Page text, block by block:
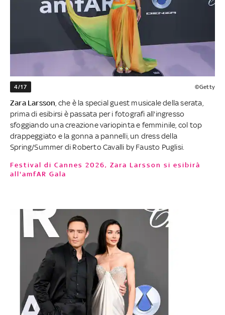
4/17 ©Getty
Zara Larsson , che è la special guest musicale della serata,
prima di esibirsi è passata per i fotografi all'ingresso
sfoggiando una creazione variopinta e femminile, col top
drappeggiato e la gonna a pannelli, un dress della
Spring/Summer di Roberto Cavalli by Fausto Puglisi.
Festival di Cannes 2026, Zara Larsson si esibirà
all'amfAR Gala